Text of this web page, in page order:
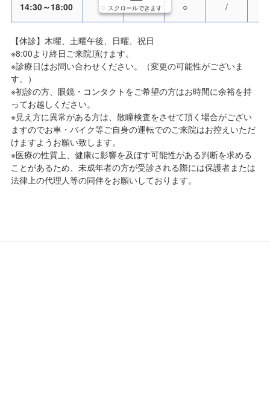
14:30～18:00 ○ ○ ○ /
スクロールできます
【休診】木曜、土曜午後、日曜、祝日
※8:00より終日ご来院頂けます。
※診療日はお問い合わせください。（変更の可能性がございま
す。）
※初診の方、眼鏡・コンタクトをご希望の方はお時間に余裕を持
ってお越しください。
※見え方に異常がある方は、散瞳検査をさせて頂く場合がござい
ますのでお車・バイク等ご自身の運転でのご来院はお控えいただ
けますようお願い致します。
※医療の性質上、健康に影響を及ぼす可能性がある判断を求める
ことがあるため、未成年者の方が受診される際には保護者または
法律上の代理人等の同伴をお願いしております。